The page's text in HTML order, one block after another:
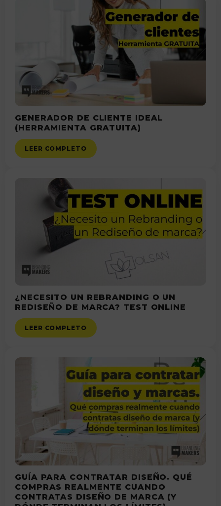
GENERADOR DE CLIENTE IDEAL
(HERRAMIENTA GRATUITA)
LEER COMPLETO
¿NECESITO UN REBRANDING O UN
REDISEÑO DE MARCA? TEST ONLINE
LEER COMPLETO
GUÍA PARA CONTRATAR DISEÑO. QUÉ
COMPRAS REALMENTE CUANDO
CONTRATAS DISEÑO DE MARCA (Y